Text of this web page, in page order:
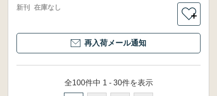
新刊 在庫なし
＋
再入荷メール通知
全100件中 1 - 30件を表示